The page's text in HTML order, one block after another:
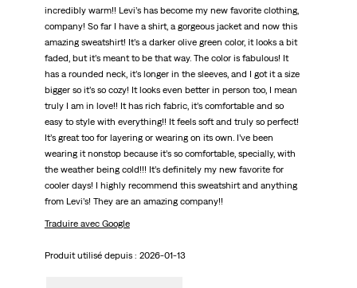
incredibly warm!! Levi’s has become my new favorite clothing,
company! So far I have a shirt, a gorgeous jacket and now this
amazing sweatshirt! It’s a darker olive green color, it looks a bit
faded, but it’s meant to be that way. The color is fabulous! It
has a rounded neck, it’s longer in the sleeves, and I got it a size
bigger so it’s so cozy! It looks even better in person too, I mean
truly I am in love!! It has rich fabric, it’s comfortable and so
easy to style with everything!! It feels soft and truly so perfect!
It’s great too for layering or wearing on its own. I’ve been
wearing it nonstop because it’s so comfortable, specially, with
the weather being cold!!! It’s definitely my new favorite for
cooler days! I highly recommend this sweatshirt and anything
from Levi’s! They are an amazing company!!
Traduire avec Google
Produit utilisé depuis : 2026-01-13